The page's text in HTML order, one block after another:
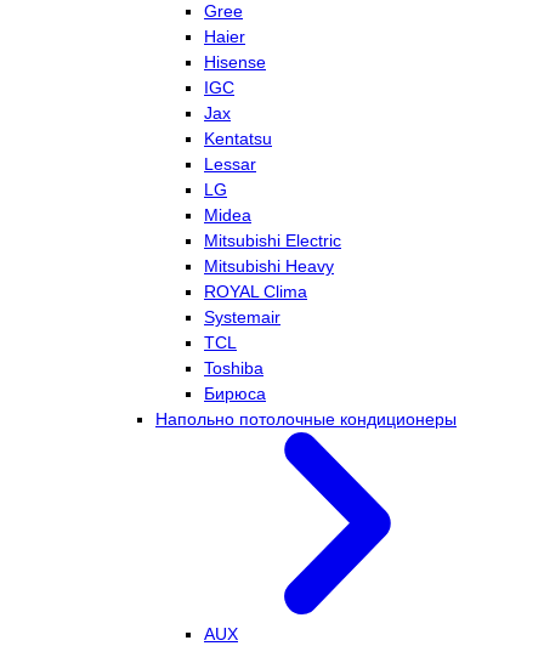
Gree
Haier
Hisense
IGC
Jax
Kentatsu
Lessar
LG
Midea
Mitsubishi Electric
Mitsubishi Heavy
ROYAL Clima
Systemair
TCL
Toshiba
Бирюса
Напольно потолочные кондиционеры
AUX